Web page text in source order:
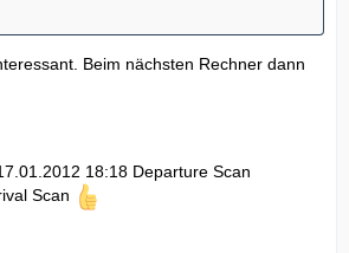
Beim nächsten Rechner dann
18:18 Departure Scan
Scan